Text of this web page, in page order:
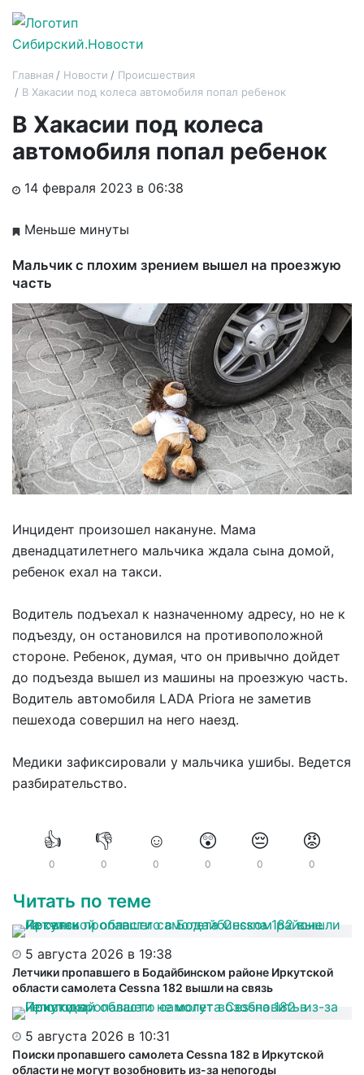
Главная Новости
Происшествия
В Хакасии под колеса автомобиля попал ребенок
В Хакасии под колеса
автомобиля попал ребенок
14 февраля 2023 в 06:38
Меньше минуты
Мальчик с плохим зрением вышел на проезжую
часть
Инцидент произошел накануне. Мама
двенадцатилетнего мальчика ждала сына домой,
ребенок ехал на такси.
Водитель подъехал к назначенному адресу, но не к
подъезду, он остановился на противоположной
стороне. Ребенок, думая, что он привычно дойдет
до подъезда вышел из машины на проезжую часть.
Водитель автомобиля LADA Priora не заметив
пешехода совершил на него наезд.
Медики зафиксировали у мальчика ушибы. Ведется
разбирательство.
👍
0
👎
0
☺️
0
😲
0
😔
0
😡
0
Читать по теме
5 августа 2026 в 19:38
Летчики пропавшего в Бодайбинском районе Иркутской
области самолета Cessna 182 вышли на связь
5 августа 2026 в 10:31
Поиски пропавшего самолета Cessna 182 в Иркутской
области не могут возобновить из-за непогоды